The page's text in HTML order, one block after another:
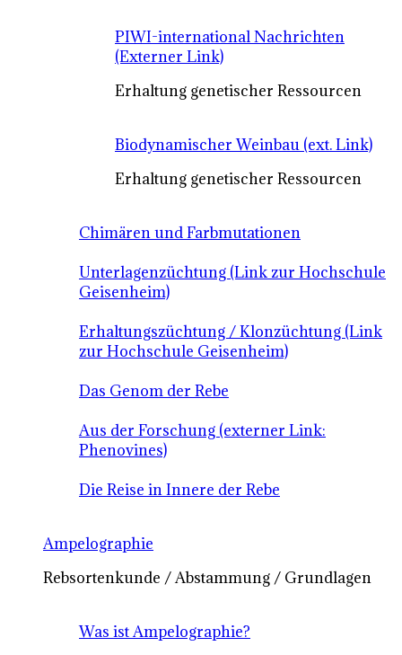
PIWI-international Nachrichten
(Externer Link)
Erhaltung genetischer Ressourcen
Biodynamischer Weinbau (ext. Link)
Erhaltung genetischer Ressourcen
Chimären und Farbmutationen
Unterlagenzüchtung (Link zur Hochschule
Geisenheim)
Erhaltungszüchtung / Klonzüchtung (Link
zur Hochschule Geisenheim)
Das Genom der Rebe
Aus der Forschung (externer Link:
Phenovines)
Die Reise in Innere der Rebe
Ampelographie
Rebsortenkunde / Abstammung / Grundlagen
Was ist Ampelographie?